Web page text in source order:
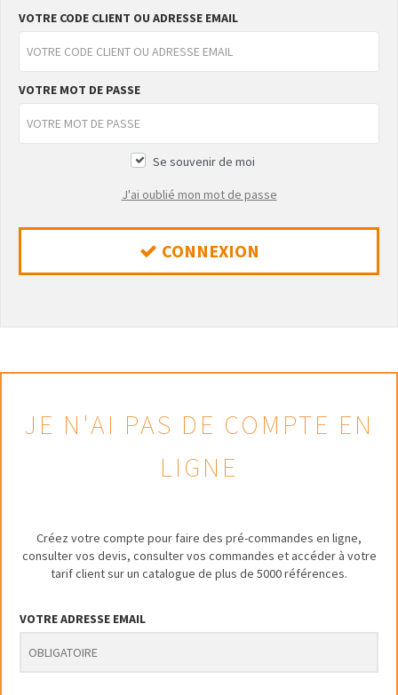
VOTRE CODE CLIENT OU ADRESSE EMAIL
VOTRE MOT DE PASSE
Se souvenir de moi
J'ai oublié mon mot de passe
CONNEXION
JE N'AI PAS DE COMPTE EN
LIGNE
Créez votre compte pour faire des pré-commandes en ligne,
consulter vos devis, consulter vos commandes et accéder à votre
tarif client sur un catalogue de plus de 5000 références.
VOTRE ADRESSE EMAIL